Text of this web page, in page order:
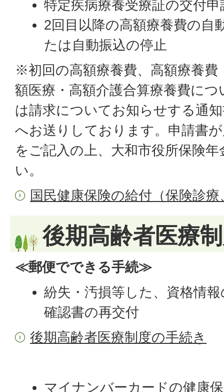
特定疾病療養受療証の交付申
2回目以降の高額療養費の自
たは自動振込の停止
※初回の高額療養費、高額療養費
額医療・高額介護合算療養費に
は請求についてお知らせする通
へお送りしております。申請書
をご記入の上、大和市役所保険
い。
国民健康保険の給付（保険診
後期高齢者医療
≪郵便でできる手続≫
紛失・汚損等した、資格情
確認書の再交付
後期高齢者医療制度の手続き
マイナンバーカードの健康